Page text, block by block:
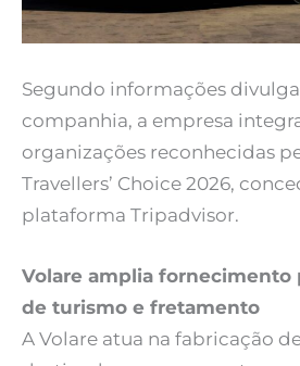
Segundo informações
companhia, a empresa
organizações reconhecidas
Travellers’ Choice 2026,
plataforma Tripadvisor.
Volare amplia fornecimento
de turismo e fretamento
A Volare atua na fabricação